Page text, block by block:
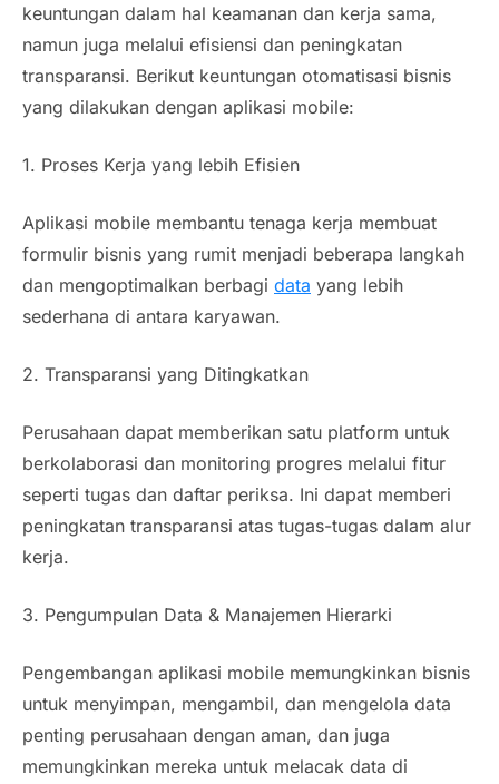
keuntungan dalam hal keamanan dan kerja sama,
namun juga melalui efisiensi dan peningkatan
transparansi. Berikut keuntungan otomatisasi bisnis
yang dilakukan dengan aplikasi mobile:
1. Proses Kerja yang lebih Efisien
Aplikasi mobile membantu tenaga kerja membuat
formulir bisnis yang rumit menjadi beberapa langkah
dan mengoptimalkan berbagi data yang lebih
sederhana di antara karyawan.
2. Transparansi yang Ditingkatkan
Perusahaan dapat memberikan satu platform untuk
berkolaborasi dan monitoring progres melalui fitur
seperti tugas dan daftar periksa. Ini dapat memberi
peningkatan transparansi atas tugas-tugas dalam alur
kerja.
3. Pengumpulan Data & Manajemen Hierarki
Pengembangan aplikasi mobile memungkinkan bisnis
untuk menyimpan, mengambil, dan mengelola data
penting perusahaan dengan aman, dan juga
memungkinkan mereka untuk melacak data di